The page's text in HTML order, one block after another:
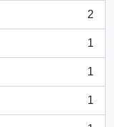
2
1
1
1